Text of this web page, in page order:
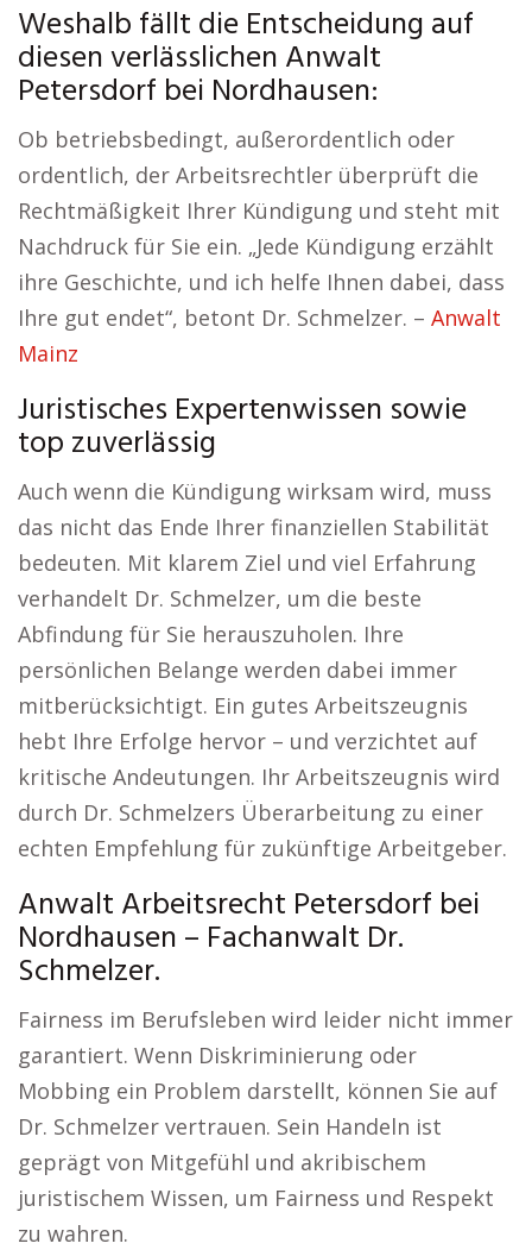
Weshalb fällt die Entscheidung auf
diesen verlässlichen Anwalt
Petersdorf bei Nordhausen:
Ob betriebsbedingt, außerordentlich oder
ordentlich, der Arbeitsrechtler überprüft die
Rechtmäßigkeit Ihrer Kündigung und steht mit
Nachdruck für Sie ein. „Jede Kündigung erzählt
ihre Geschichte, und ich helfe Ihnen dabei, dass
Ihre gut endet“, betont Dr. Schmelzer. – Anwalt
Mainz
Juristisches Expertenwissen sowie
top zuverlässig
Auch wenn die Kündigung wirksam wird, muss
das nicht das Ende Ihrer finanziellen Stabilität
bedeuten. Mit klarem Ziel und viel Erfahrung
verhandelt Dr. Schmelzer, um die beste
Abfindung für Sie herauszuholen. Ihre
persönlichen Belange werden dabei immer
mitberücksichtigt. Ein gutes Arbeitszeugnis
hebt Ihre Erfolge hervor – und verzichtet auf
kritische Andeutungen. Ihr Arbeitszeugnis wird
durch Dr. Schmelzers Überarbeitung zu einer
echten Empfehlung für zukünftige Arbeitgeber.
Anwalt Arbeitsrecht Petersdorf bei
Nordhausen – Fachanwalt Dr.
Schmelzer.
Fairness im Berufsleben wird leider nicht immer
garantiert. Wenn Diskriminierung oder
Mobbing ein Problem darstellt, können Sie auf
Dr. Schmelzer vertrauen. Sein Handeln ist
geprägt von Mitgefühl und akribischem
juristischem Wissen, um Fairness und Respekt
zu wahren.